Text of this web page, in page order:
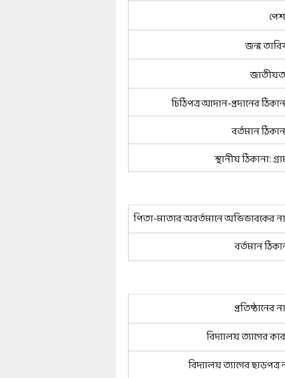
জন্ম
চিঠিপত্র আদান-প্রদানের
বর্তমান
স্থানীয় ঠিকানা:
পিতা-মাতার অবর্তমানে অভিভাবকের
বর্তমান
প্রতিষ্ঠানের
বিদ্যালয় ত্যাগের
বিদ্যালয় ত্যাগের ছাড়পত্র